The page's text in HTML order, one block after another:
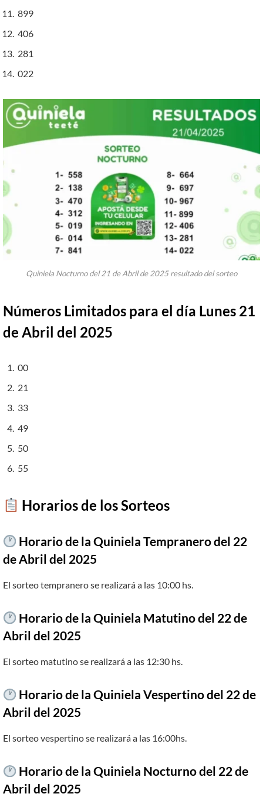
899
406
281
022
Quiniela Nocturno del 21 de Abril de 2025 resultado del sorteo
Números Limitados para el día Lunes 21
de Abril del 2025
00
21
33
49
50
55
Horarios de los Sorteos
Horario de la Quiniela Tempranero del 22
de Abril del 2025
El sorteo tempranero se realizará a las 10:00 hs.
Horario de la Quiniela Matutino del 22 de
Abril del 2025
El sorteo matutino se realizará a las 12:30 hs.
Horario de la Quiniela Vespertino del 22de
Abril del 2025
El sorteo vespertino se realizará a las 16:00hs.
Horario de la Quiniela Nocturno del 22 de
Abril del 2025